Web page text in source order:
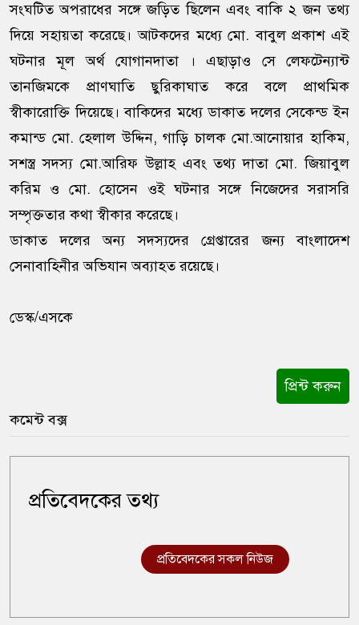
সংঘটিত অপরাধের সঙ্গে জড়িত ছিলেন এবং বাকি ২ জন তথ্য
দিয়ে সহায়তা করেছে। আটকদের মধ্যে মো. বাবুল প্রকাশ এই
ঘটনার মূল অর্থ যোগানদাতা । এছাড়াও সে লেফটেন্যান্ট
তানজিমকে প্রাণঘাতি ছুরিকাঘাত করে বলে প্রাথমিক
স্বীকারোক্তি দিয়েছে। বাকিদের মধ্যে ডাকাত দলের সেকেন্ড ইন
কমান্ড মো. হেলাল উদ্দিন, গাড়ি চালক মো.আনোয়ার হাকিম,
সশস্ত্র সদস্য মো.আরিফ উল্লাহ এবং তথ্য দাতা মো. জিয়াবুল
করিম ও মো. হোসেন ওই ঘটনার সঙ্গে নিজেদের সরাসরি
সম্পৃক্ততার কথা স্বীকার করেছে।
ডাকাত দলের অন্য সদস্যদের গ্রেপ্তারের জন্য বাংলাদেশ
সেনাবাহিনীর অভিযান অব্যাহত রয়েছে।
ডেস্ক/এসকে
প্রিন্ট করুন
কমেন্ট বক্স
প্রতিবেদকের তথ্য
প্রতিবেদকের সকল নিউজ